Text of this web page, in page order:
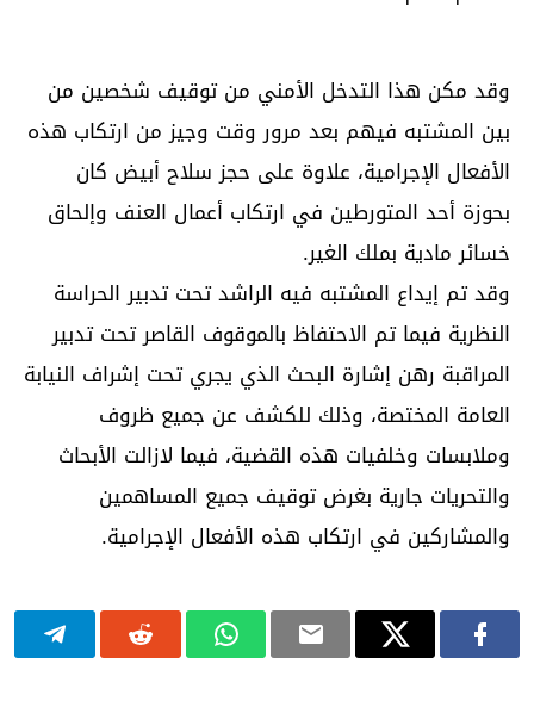
وقد مكن هذا التدخل الأمني من توقيف شخصين من
بين المشتبه فيهم بعد مرور وقت وجيز من ارتكاب هذه
الأفعال الإجرامية، علاوة على حجز سلاح أبيض كان
بحوزة أحد المتورطين في ارتكاب أعمال العنف وإلحاق
خسائر مادية بملك الغير.
وقد تم إيداع المشتبه فيه الراشد تحت تدبير الحراسة
النظرية فيما تم الاحتفاظ بالموقوف القاصر تحت تدبير
المراقبة رهن إشارة البحث الذي يجري تحت إشراف النيابة
العامة المختصة، وذلك للكشف عن جميع ظروف
وملابسات وخلفيات هذه القضية، فيما لازالت الأبحاث
والتحريات جارية بغرض توقيف جميع المساهمين
والمشاركين في ارتكاب هذه الأفعال الإجرامية.